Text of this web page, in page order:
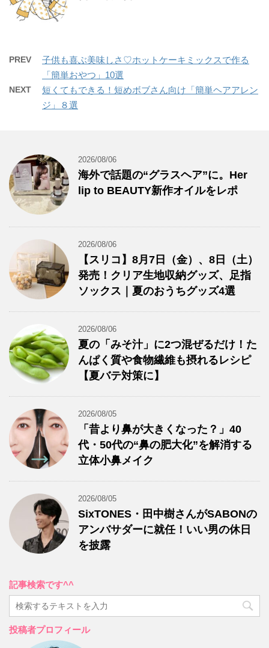
PREV
子供も喜ぶ美味しさ♡ホットケーキミックスで作る
「簡単おやつ」10選
NEXT
短くてもできる！短めボブさん向け「簡単ヘアアレン
ジ」８選
2026/08/06
海外で話題の“グラスヘア”に。Her
lip to BEAUTY新作オイルをレポ
2026/08/06
【スリコ】8月7日（金）、8日（土）
発売！クリア生地収納グッズ、足指
ソックス｜夏のおうちグッズ4選
2026/08/06
夏の「みそ汁」に2つ混ぜるだけ！た
んぱく質や食物繊維も摂れるレシピ
【夏バテ対策に】
2026/08/05
「昔より鼻が大きくなった？」40
代・50代の“鼻の肥大化”を解消する
立体小鼻メイク
2026/08/05
SixTONES・田中樹さんがSABONの
アンバサダーに就任！いい男の休日
を披露
記事検索です^^
投稿者プロフィール